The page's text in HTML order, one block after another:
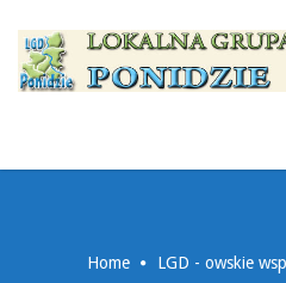
Menu
Home LGD - owskie